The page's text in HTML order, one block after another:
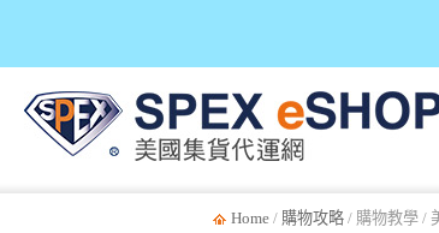
Home / 購物攻略 / 購物教學 /